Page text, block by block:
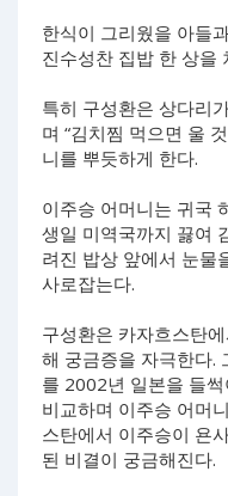
한식이 그리웠을 아들
진수성찬 집밥 한 상을
특히 구성환은 상다리
며 “김치찜 먹으면 울
니를 뿌듯하게 한다.
이주승 어머니는 귀국
생일 미역국까지 끓여
려진 밥상 앞에서 눈물
사로잡는다.
구성환은 카자흐스탄
해 궁금증을 자극한다.
를 2002년 일본을 들
비교하며 이주승 어머
스탄에서 이주승이 욘
된 비결이 궁금해진다.